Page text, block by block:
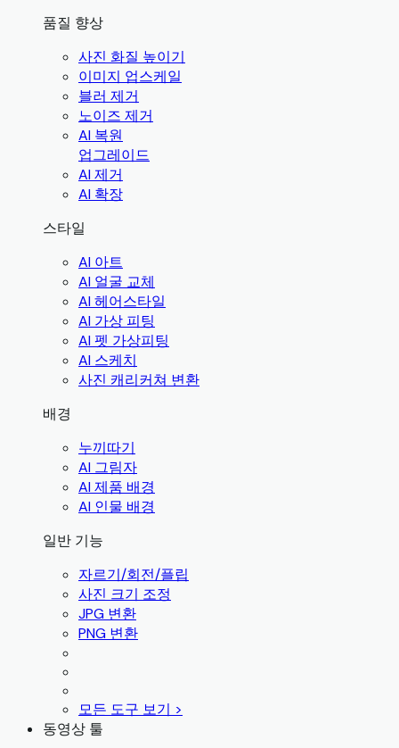
품질 향상
사진 화질 높이기
이미지 업스케일
블러 제거
노이즈 제거
AI 복원
업그레이드
AI 제거
AI 확장
스타일
AI 아트
AI 얼굴 교체
AI 헤어스타일
AI 가상 피팅
AI 펫 가상피팅
AI 스케치
사진 캐리커쳐 변환
배경
누끼따기
AI 그림자
AI 제품 배경
AI 인물 배경
일반 기능
자르기/회전/플립
사진 크기 조정
JPG 변환
PNG 변환
모든 도구 보기 >
동영상 툴